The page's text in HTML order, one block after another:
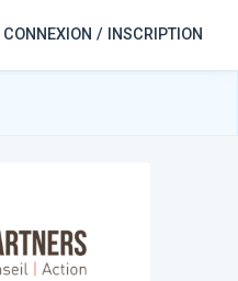
CONNEXION / INSCRIPTION